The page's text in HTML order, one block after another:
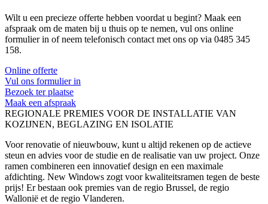
Wilt u een precieze offerte hebben voordat u begint? Maak een
afspraak om de maten bij u thuis op te nemen, vul ons online
formulier in of neem telefonisch contact met ons op via 0485 345
158.
Online offerte
Vul ons formulier in
Bezoek ter plaatse
Maak een afspraak
REGIONALE PREMIES VOOR DE INSTALLATIE VAN
KOZIJNEN, BEGLAZING EN ISOLATIE
Voor renovatie of nieuwbouw, kunt u altijd rekenen op de actieve
steun en advies voor de studie en de realisatie van uw project. Onze
ramen combineren een innovatief design en een maximale
afdichting. New Windows zogt voor kwaliteitsramen tegen de beste
prijs! Er bestaan ook premies van de regio Brussel, de regio
Wallonië et de regio Vlanderen.